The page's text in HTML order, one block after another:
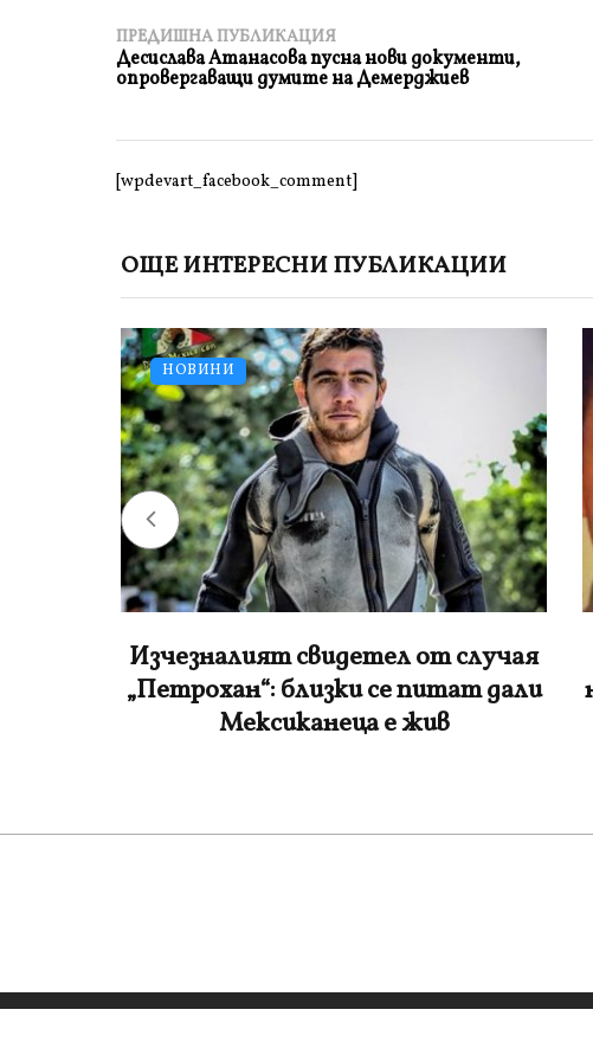
ПРЕДИШНА ПУБЛИКАЦИЯ
Десислава Атанасова пусна нови документи,
опровергаващи думите на Демерджиев
[wpdevart_facebook_comment]
ОЩЕ ИНТЕРЕСНИ ПУБЛИКАЦИИ
НОВИНИ
Убийството на Георги Кузев не е
нещо невиждано в България: Преди
това беше Михаил Стоянов